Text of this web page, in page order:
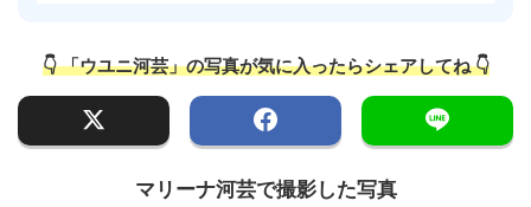
👇 「ウユニ河芸」の写真が気に入ったらシェアしてね 👇
マリーナ河芸で撮影した写真